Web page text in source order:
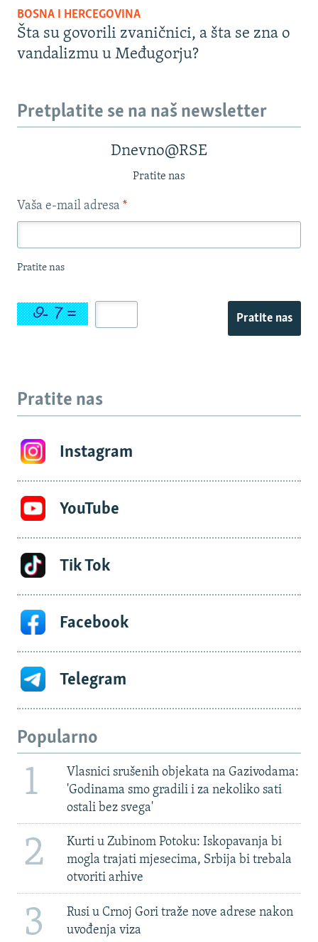
BOSNA I HERCEGOVINA
Šta su govorili zvaničnici, a šta se zna o
vandalizmu u Međugorju?
Pretplatite se na naš newsletter
Dnevno@RSE
Pratite nas
Vaša e-mail adresa *
Pratite nas
Pratite nas
Pratite nas
Instagram
YouTube
Tik Tok
Facebook
Telegram
Popularno
1
Vlasnici srušenih objekata na Gazivodama:
'Godinama smo gradili i za nekoliko sati
ostali bez svega'
2
Kurti u Zubinom Potoku: Iskopavanja bi
mogla trajati mjesecima, Srbija bi trebala
otvoriti arhive
3
Rusi u Crnoj Gori traže nove adrese nakon
uvođenja viza